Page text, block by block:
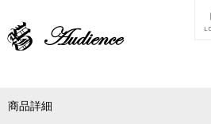
商品詳細